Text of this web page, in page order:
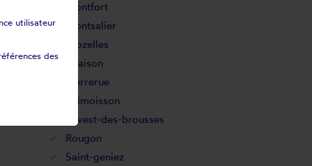
Montfort
Montsalier
Niozelles
Oraison
Pierrerue
Puimoisson
Revest-des-brousses
Rougon
Saint-geniez
utilisateur
des